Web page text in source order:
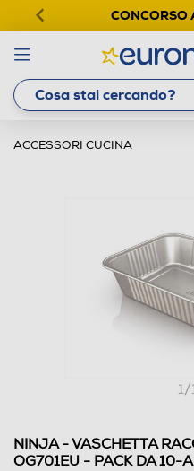
CONCORSO
ACCESSORI CUCINA
1/
NINJA - VASCHETTA
OG701EU - PACK DA 10-